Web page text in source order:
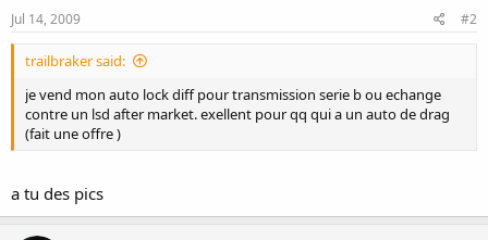
Jul 14, 2009 #2
trailbraker said:
je vend mon auto lock diff pour transmission serie b ou echange
contre un lsd after market. exellent pour qq qui a un auto de drag
(fait une offre )
a tu des pics